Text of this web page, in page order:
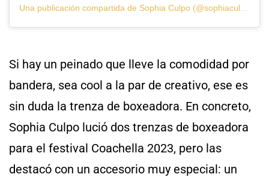
Una publicación compartida de Sophia Culpo (@sophiaculpo)
Si hay un peinado que lleve la comodidad por
bandera, sea cool a la par de creativo, ese es
sin duda la trenza de boxeadora. En concreto,
Sophia Culpo lució dos trenzas de boxeadora
para el festival Coachella 2023, pero las
destacó con un accesorio muy especial: un